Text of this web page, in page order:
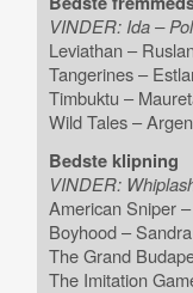
VINDER: Ida –
Leviathan –
Tangerines –
Timbuktu –
Wild Tales –
Bedste klipning
VINDER:
American Sniper
Boyhood –
The Grand
The Imitation